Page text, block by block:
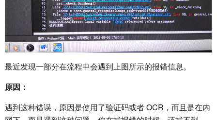
最近发现一部分在流程中会遇到上图所示的报错信息。
原因：
遇到这种错误，原因是使用了验证码或者 OCR，而且是在内